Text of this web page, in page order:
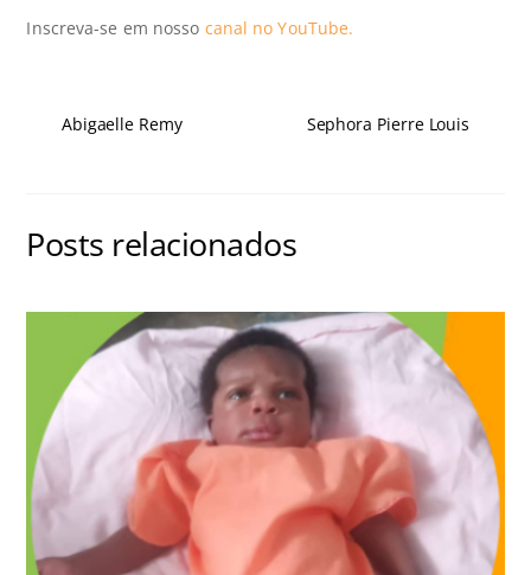
Inscreva-se em nosso canal no YouTube.
Abigaelle Remy Sephora Pierre Louis
Posts relacionados